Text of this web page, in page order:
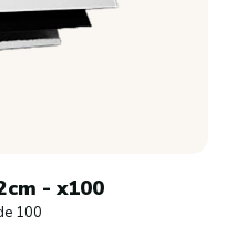
- x100
100